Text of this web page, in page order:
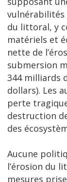
du littoral, y
matériels et
nette de
submersion
344 milliards
dollars). Les
perte
destruction
des
Aucune
l’érosion du
mesures